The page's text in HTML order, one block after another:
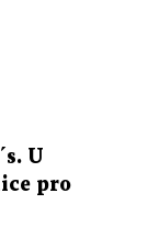
U
pro